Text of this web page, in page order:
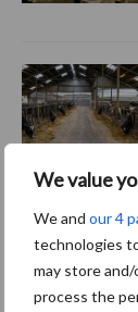
We value
We and our 4
technologies
may store
process the